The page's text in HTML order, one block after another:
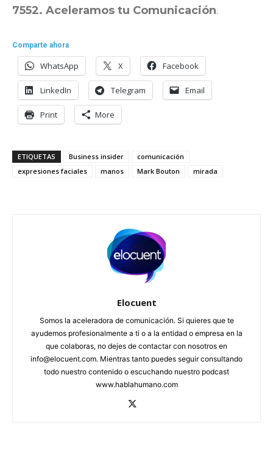
7552. Aceleramos tu Comunicación.
Comparte ahora
WhatsApp X Facebook
LinkedIn Telegram Email
Print More
ETIQUETAS Business insider
comunicación
expresiones faciales
manos Mark Bouton mirada
Elocuent
Somos la aceleradora de comunicación. Si quieres que te
ayudemos profesionalmente a ti o a la entidad o empresa en la
que colaboras, no dejes de contactar con nosotros en
info@elocuent.com. Mientras tanto puedes seguir consultando
todo nuestro contenido o escuchando nuestro podcast
www.hablahumano.com